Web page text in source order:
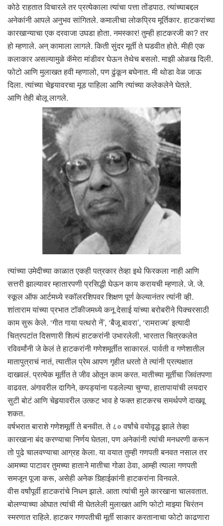
कोठे राहतात विचारले तर प्रत्येकाला त्यांचा पत्ता तोंडपाठ. त्यांच्याबद्दल
अनेकांनी आपले अनुभव सांगितले. कमालीचा लोकप्रिय मूर्तिकार. हाटकरांच्या
कारखान्याचा एक दरवाजा उघडा होता. नमस्कार! तुम्ही हाटकरजी का? तर
हो म्हणाले. अन् कामाला लागले. किती सुंदर मूर्ती ते घडवीत होते. मीही एक
कलाकार असल्यामुळे कॅमेरा मांडीवर घेऊन तेथेच बसलो. माझी ओळख दिली.
फोटो आणि मुलाखत हवी म्हणालो, पण ढुंकून बघेनात. मी थोडा वेळ जाऊ
दिला. त्यांच्या चेहर्‍यावरचा मूड पाहिला आणि त्यांच्या कलेकलेने घेतले.
आणि तेही बोलू लागले.
त्यांच्या उमेदीच्या काळात एकही पत्रकार तेव्हा इथे फिरकला नाही आणि
सत्तरी झाल्यावर म्हातारपणी प्रसिद्धी घेऊन काय करायची म्हणाले. जे. जे.
स्कूल ऑफ आर्टमध्ये स्कॉलरशिपवर शिक्षण पूर्ण केल्यानंतर त्यांनी व्ही.
शांताराम यांच्या प्रभात टॉकीजमध्ये कनू देसाई यांच्या बरोबरीने पिक्चरसाठी
काम सुरू केले. ‘गीत गाया पत्थरो नें’, ‘बैजू बावरा’, ‘रामराज्य’ इत्यादी
चित्रपटांत दिसणारी शिल्पं हाटकरांनी उभारलेली. भारतात चित्रकलेत
रविवर्मांनी जे केलं ते हाटकरांनी गणेशमूर्तीत साकारलं. पार्वती व गणेशातील
मातापुत्राचं नातं, त्यातील प्रेम आपण गृहीत धरतो ते त्यांनी प्रत्यक्षात
दाखवलं. प्रत्येक मूर्तीत ते जीव ओतून काम करत. मातीच्या मूर्तीचा जिवंतपणा
वाढवत. अंगावरील दागिने, कपड्यांना पडलेल्या चुण्या, हातापायांची लयदार
सुटी बोटं आणि चेहर्‍यावरील उत्कट भाव हे फक्त हाटकरच समर्थपणे दाखवू
शकत.
वर्षभरात बाराशे गणेशमूर्ती ते बनवीत. ते ८० वर्षांचे वयोवृद्ध झाले तेव्हा
कारखाना बंद करण्याचा निर्णय घेतला, पण अनेकांनी त्यांची मनधरणी करून
तो पुढे चालवण्याचा आग्रह केला. या वयात तुम्ही गणपती बनवत नसाल तर
आमच्या पाटावर तुमच्या हाताने मातीचा गोळा ठेवा, आम्ही त्याला गणपती
समजून पूजा करू, असेही अनेक गिर्‍हाईकांनी हाटकरांना विनवले.
वीस वर्षांपूर्वी हाटकरांचे निधन झाले. आता त्यांची मुले कारखाना चालवतात.
बोलण्याच्या ओघात त्यांची मी घेतलेली मुलाखत आणि फोटो माझ्या चिरंतन
स्मरणात राहिले. हाटकर गणपतीची मूर्ती साकार करतानाचा फोटो काढणारा